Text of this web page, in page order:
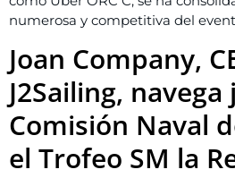
numerosa y competitiva del
Joan Company,
J2Sailing,
Comisión Naval
el Trofeo SM la